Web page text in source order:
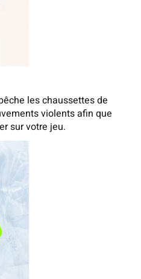
les chaussettes de
violents afin que
sur votre jeu.